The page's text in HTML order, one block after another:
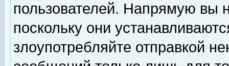
пользователей. Напрямую вы
поскольку они
злоупотребляйте отправкой